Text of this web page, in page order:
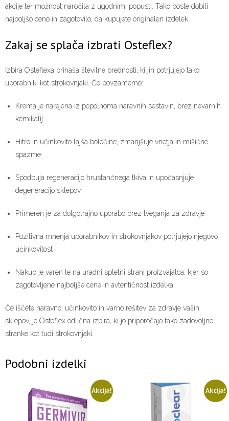
akcije ter možnost naročila z ugodnimi popusti. Tako boste dobili
najboljšo ceno in zagotovilo, da kupujete originalen izdelek.
Zakaj se splača izbrati Osteflex?
Izbira Osteflexa prinaša številne prednosti, ki jih potrjujejo tako
uporabniki kot strokovnjaki. Če povzamemo:
Krema je narejena iz popolnoma naravnih sestavin, brez nevarnih
kemikalij
Hitro in učinkovito lajša bolečine, zmanjšuje vnetja in mišične
spazme
Spodbuja regeneracijo hrustančnega tkiva in upočasnjuje
degeneracijo sklepov
Primeren je za dolgotrajno uporabo brez tveganja za zdravje
Pozitivna mnenja uporabnikov in strokovnjakov potrjujejo njegovo
učinkovitost
Nakup je varen le na uradni spletni strani proizvajalca, kjer so
zagotovljene najboljše cene in avtentičnost izdelka
Če iščete naravno, učinkovito in varno rešitev za zdravje vaših
sklepov, je Osteflex odlična izbira, ki jo priporočajo tako zadovoljne
stranke kot tudi strokovnjaki.
Podobni izdelki
Akcija! Akcija!